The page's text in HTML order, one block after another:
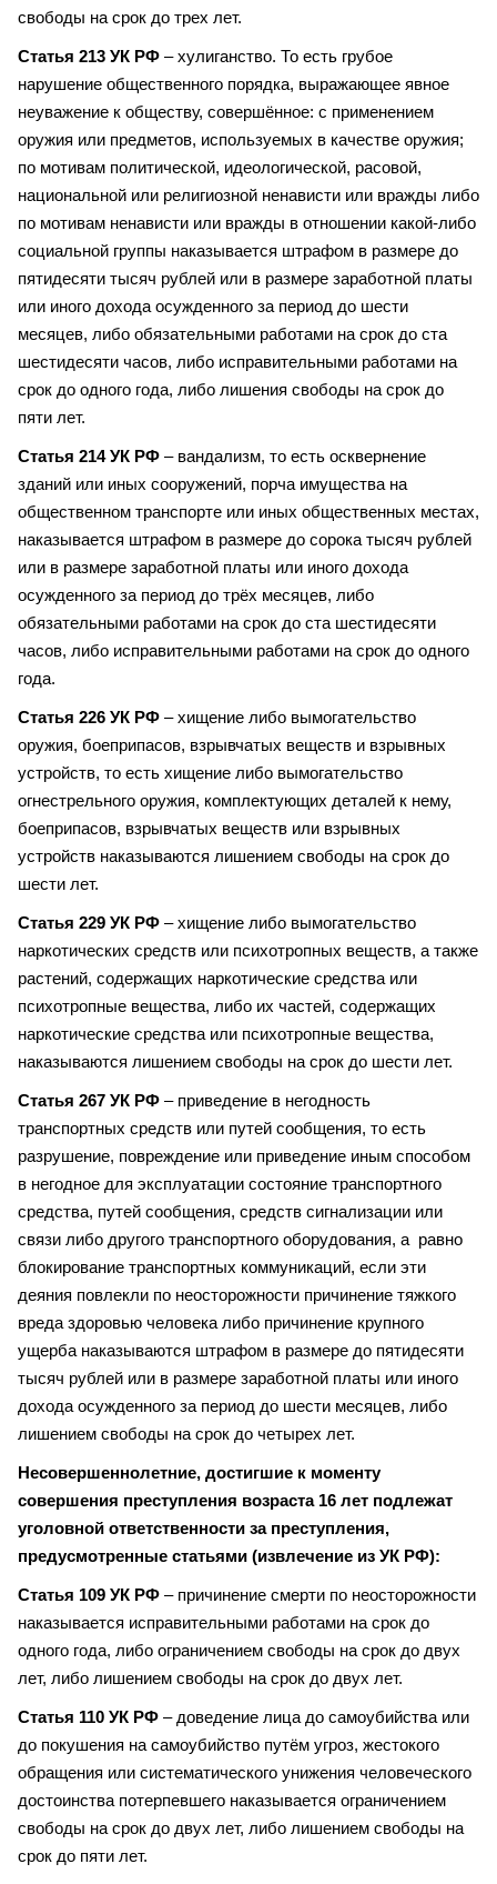
свободы на срок до трех лет.
Статья 213 УК РФ – хулиганство. То есть грубое
нарушение общественного порядка, выражающее явное
неуважение к обществу, совершённое: с применением
оружия или предметов, используемых в качестве оружия;
по мотивам политической, идеологической, расовой,
национальной или религиозной ненависти или вражды либо
по мотивам ненависти или вражды в отношении какой-либо
социальной группы наказывается штрафом в размере до
пятидесяти тысяч рублей или в размере заработной платы
или иного дохода осужденного за период до шести
месяцев, либо обязательными работами на срок до ста
шестидесяти часов, либо исправительными работами на
срок до одного года, либо лишения свободы на срок до
пяти лет.
Статья 214 УК РФ – вандализм, то есть осквернение
зданий или иных сооружений, порча имущества на
общественном транспорте или иных общественных местах,
наказывается штрафом в размере до сорока тысяч рублей
или в размере заработной платы или иного дохода
осужденного за период до трёх месяцев, либо
обязательными работами на срок до ста шестидесяти
часов, либо исправительными работами на срок до одного
года.
Статья 226 УК РФ – хищение либо вымогательство
оружия, боеприпасов, взрывчатых веществ и взрывных
устройств, то есть хищение либо вымогательство
огнестрельного оружия, комплектующих деталей к нему,
боеприпасов, взрывчатых веществ или взрывных
устройств наказываются лишением свободы на срок до
шести лет.
Статья 229 УК РФ – хищение либо вымогательство
наркотических средств или психотропных веществ, а также
растений, содержащих наркотические средства или
психотропные вещества, либо их частей, содержащих
наркотические средства или психотропные вещества,
наказываются лишением свободы на срок до шести лет.
Статья 267 УК РФ – приведение в негодность
транспортных средств или путей сообщения, то есть
разрушение, повреждение или приведение иным способом
в негодное для эксплуатации состояние транспортного
средства, путей сообщения, средств сигнализации или
связи либо другого транспортного оборудования, а равно
блокирование транспортных коммуникаций, если эти
деяния повлекли по неосторожности причинение тяжкого
вреда здоровью человека либо причинение крупного
ущерба наказываются штрафом в размере до пятидесяти
тысяч рублей или в размере заработной платы или иного
дохода осужденного за период до шести месяцев, либо
лишением свободы на срок до четырех лет.
Несовершеннолетние, достигшие к моменту
совершения преступления возраста 16 лет подлежат
уголовной ответственности за преступления,
предусмотренные статьями (извлечение из УК РФ):
Статья 109 УК РФ – причинение смерти по неосторожности
наказывается исправительными работами на срок до
одного года, либо ограничением свободы на срок до двух
лет, либо лишением свободы на срок до двух лет.
Статья 110 УК РФ – доведение лица до самоубийства или
до покушения на самоубийство путём угроз, жестокого
обращения или систематического унижения человеческого
достоинства потерпевшего наказывается ограничением
свободы на срок до двух лет, либо лишением свободы на
срок до пяти лет.